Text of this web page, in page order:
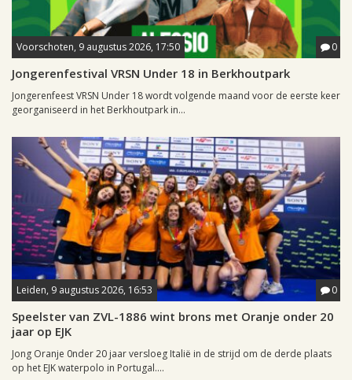
Voorschoten, 9 augustus 2026, 17:50 0
Jongerenfestival VRSN Under 18 in Berkhoutpark
Jongerenfeest VRSN Under 18 wordt volgende maand voor de eerste keer
georganiseerd in het Berkhoutpark in...
Leiden, 9 augustus 2026, 16:53 0
Speelster van ZVL-1886 wint brons met Oranje onder 20
jaar op EJK
Jong Oranje 0nder 20 jaar versloeg Italië in de strijd om de derde plaats
op het EJK waterpolo in Portugal....